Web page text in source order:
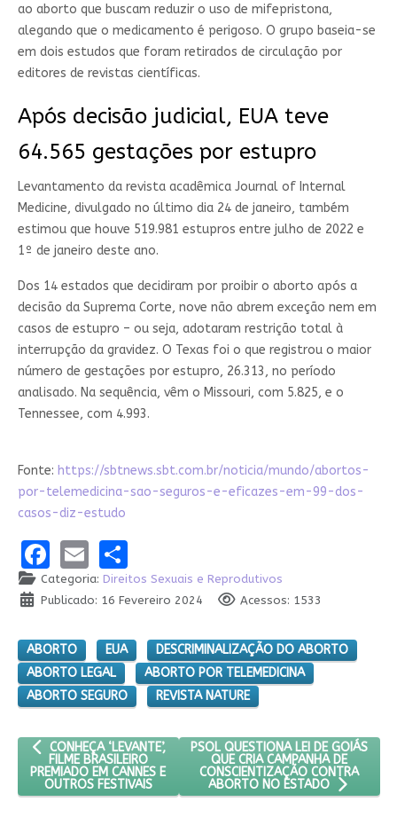
ao aborto que buscam reduzir o uso de mifepristona,
alegando que o medicamento é perigoso. O grupo baseia-se
em dois estudos que foram retirados de circulação por
editores de revistas científicas.
Após decisão judicial, EUA teve
64.565 gestações por estupro
Levantamento da revista acadêmica Journal of Internal
Medicine, divulgado no último dia 24 de janeiro, também
estimou que houve 519.981 estupros entre julho de 2022 e
1º de janeiro deste ano.
Dos 14 estados que decidiram por proibir o aborto após a
decisão da Suprema Corte, nove não abrem exceção nem em
casos de estupro – ou seja, adotaram restrição total à
interrupção da gravidez. O Texas foi o que registrou o maior
número de gestações por estupro, 26.313, no período
analisado. Na sequência, vêm o Missouri, com 5.825, e o
Tennessee, com 4.993.
Fonte: https://sbtnews.sbt.com.br/noticia/mundo/abortos-
por-telemedicina-sao-seguros-e-eficazes-em-99-dos-
casos-diz-estudo
Facebook
EmailShare
Categoria: Direitos Sexuais e Reprodutivos
Publicado: 16 Fevereiro 2024
Acessos: 1533
ABORTO EUA
DESCRIMINALIZAÇÃO DO ABORTO
ABORTO LEGAL
ABORTO POR TELEMEDICINA
ABORTO SEGURO
REVISTA NATURE
ARTIGO ANTERIOR: CONHEÇA ‘LEVANTE’, FILME BRASILEIRO
CONHEÇA ‘LEVANTE’,
FILME BRASILEIRO
PREMIADO EM CANNES E
OUTROS FESTIVAIS
PRÓXIMO ARTIGO: PSOL
PSOL QUESTIONA LEI DE GOIÁS
QUE CRIA CAMPANHA DE
CONSCIENTIZAÇÃO CONTRA
ABORTO NO ESTADO